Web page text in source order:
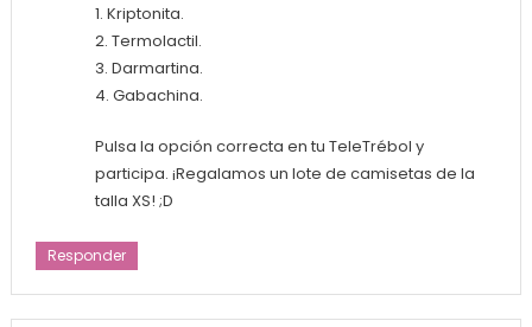
1. Kriptonita.
2. Termolactil.
3. Darmartina.
4. Gabachina.
Pulsa la opción correcta en tu TeleTrébol y
participa. ¡Regalamos un lote de camisetas de la
talla XS! ;D
Responder